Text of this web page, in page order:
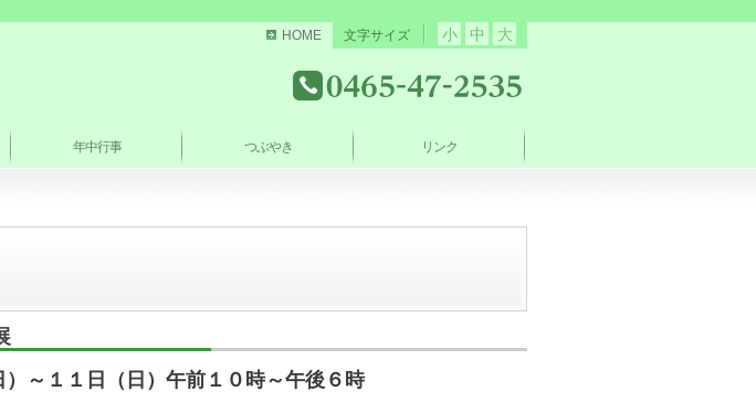
文字サイズ
大
中
小
HOME
年中行事 つぶやき リンク
～１１日（日）午前１０時～午後６時